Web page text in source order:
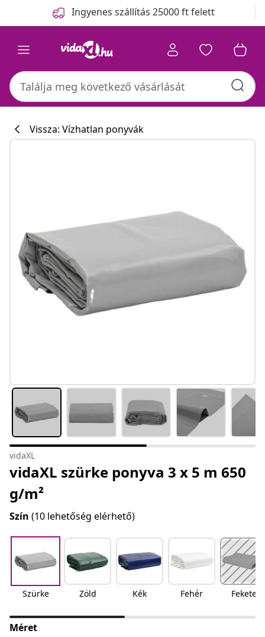
Ingyenes szállítás 25000 ft felett
Vissza: Vízhatlan ponyvák
vidaXL
vidaXL szürke ponyva 3 x 5 m 650
g/m²
Szín (10 lehetőség elérhető)
Szürke Zöld Kék Fehér Fekete
Méret